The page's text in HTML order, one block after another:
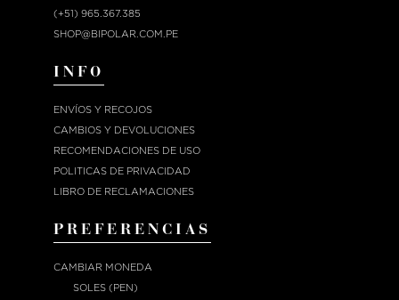
(+51) 965.367.385
SHOP@BIPOLAR.COM.PE
INFO
ENVÍOS Y RECOJOS
CAMBIOS Y DEVOLUCIONES
RECOMENDACIONES DE USO
POLITICAS DE PRIVACIDAD
LIBRO DE RECLAMACIONES
PREFERENCIAS
CAMBIAR MONEDA
SOLES (PEN)